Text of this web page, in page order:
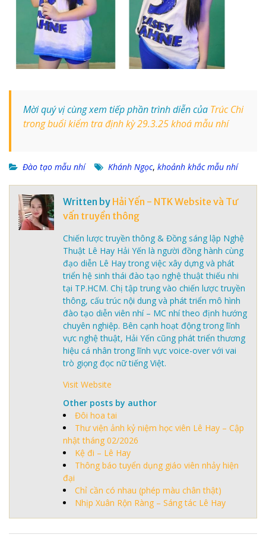
Mời quý vị cùng xem tiếp phần trình diễn của Trúc Chi
trong buổi kiểm tra định kỳ 29.3.25 khoá mẫu nhí
Đào tạo mẫu nhí Khánh Ngọc, khoảnh khắc mẫu nhí
Written by Hải Yến - NTK Website và Tư
vấn truyền thông
Chiến lược truyền thông & Đồng sáng lập Nghệ
Thuật Lê Hay Hải Yến là người đồng hành cùng
đạo diễn Lê Hay trong việc xây dựng và phát
triển hệ sinh thái đào tạo nghệ thuật thiếu nhi
tại TP.HCM. Chị tập trung vào chiến lược truyền
thông, cấu trúc nội dung và phát triển mô hình
đào tạo diễn viên nhí – MC nhí theo định hướng
chuyên nghiệp. Bên cạnh hoạt động trong lĩnh
vực nghệ thuật, Hải Yến cũng phát triển thương
hiệu cá nhân trong lĩnh vực voice-over với vai
trò giọng đọc nữ tiếng Việt.
Visit Website
Other posts by author
Đôi hoa tai
Thư viện ảnh kỷ niệm học viên Lê Hay – Cập
nhật tháng 02/2026
Kệ đi – Lê Hay
Thông báo tuyển dụng giáo viên nhảy hiện
đại
Chỉ cần có nhau (phép màu chân thật)
Nhịp Xuân Rộn Ràng – Sáng tác Lê Hay